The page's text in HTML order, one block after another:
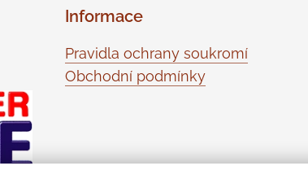
Informace
Pravidla ochrany soukromí
Obchodní podmínky